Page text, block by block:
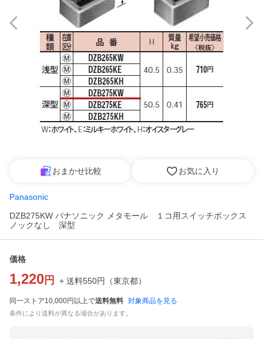
おまかせ比較 お気に入り
Panasonic
DZB275KW パナソニック メタモール １コ用スイッチボックス
ノックなし 深型
価格
1,220 円 + 送料550円 （東京都）
同一ストア10,000円以上で送料無料 対象商品を見る
条件により送料が異なる場合があります。